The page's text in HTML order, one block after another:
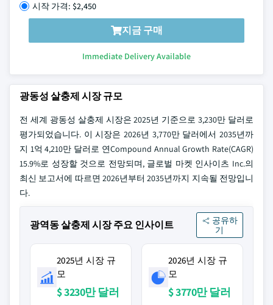
시작 가격: $2,450
지금 구매
Immediate Delivery Available
광동성 살충제 시장 규모
전 세계 광동성 살충제 시장은 2025년 기준으로 3,230만 달러로
평가되었습니다. 이 시장은 2026년 3,770만 달러에서 2035년까
지 1억 4,210만 달러로 연Compound Annual Growth Rate(CAGR)
15.9%로 성장할 것으로 전망되며, 글로벌 마켓 인사이츠 Inc.의
최신 보고서에 따르면 2026년부터 2035년까지 지속될 전망입니
다.
광역동 살충제 시장 주요 인사이트
공유하
기
2025년 시장 규
모
$ 3230만 달러
2026년 시장 규
모
$ 3770만 달러